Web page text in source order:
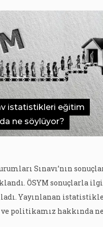
istatistikleri eğitim
ne söylüyor?
Sınavı’nın
ÖSYM sonuçlarla
Yayınlanan
politikamız hakkında ne